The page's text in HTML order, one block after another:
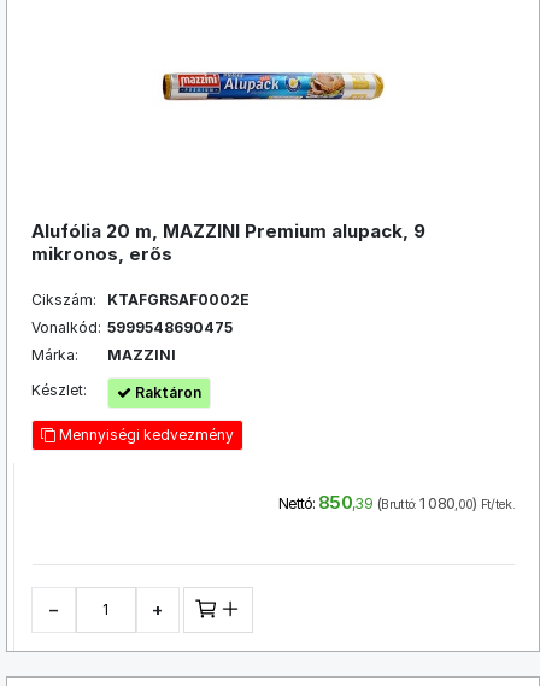
Alufólia 20 m, MAZZINI Premium alupack, 9
mikronos, erős
Cikszám:
KTAFGRSAF0002E
Vonalkód: 5999548690475
Márka:
MAZZINI
Készlet:
Raktáron
Mennyiségi kedvezmény
Nettó: 850,39 (Bruttó: 1 080,00) Ft/tek.
− +